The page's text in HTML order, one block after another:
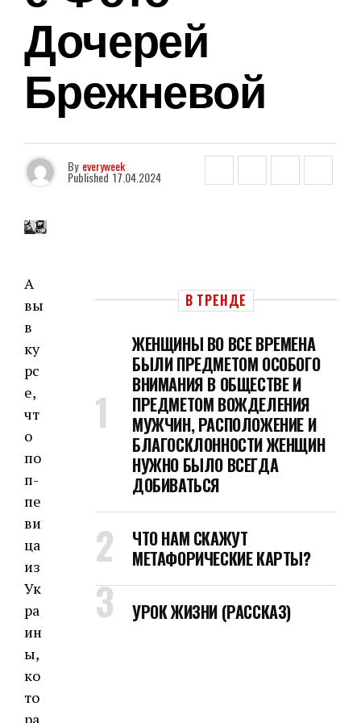
Дочерей
Брежневой
By everyweek
Published 17.04.2024
А
вы
в
ку
рс
е,
чт
о
по
п-
пе
ви
ца
из
Ук
ра
ин
ы,
ко
то
В ТРЕНДЕ
ЖЕНЩИНЫ ВО ВСЕ ВРЕМЕНА
БЫЛИ ПРЕДМЕТОМ ОСОБОГО
ВНИМАНИЯ В ОБЩЕСТВЕ И
ПРЕДМЕТОМ ВОЖДЕЛЕНИЯ
МУЖЧИН, РАСПОЛОЖЕНИЕ И
БЛАГОСКЛОННОСТИ ЖЕНЩИН
НУЖНО БЫЛО ВСЕГДА
ДОБИВАТЬСЯ
ЧТО НАМ СКАЖУТ
МЕТАФОРИЧЕСКИЕ КАРТЫ?
УРОК ЖИЗНИ (РАССКАЗ)